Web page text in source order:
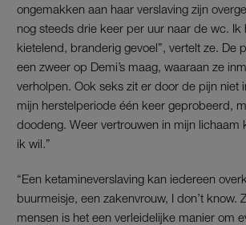
ongemakken aan haar verslaving zijn
nog steeds drie keer per uur naar de wc. Ik
kietelend, branderig gevoel”, vertelt ze. De
een zweer op Demi’s maag, waaraan ze
verholpen. Ook seks zit er door de pijn niet
mijn herstelperiode één keer geprobeerd,
doodeng. Weer vertrouwen in mijn lichaam
ik wil.”
“Een ketamineverslaving kan iedereen
buurmeisje, een zakenvrouw, I don’t know.
mensen is het een verleidelijke manier om